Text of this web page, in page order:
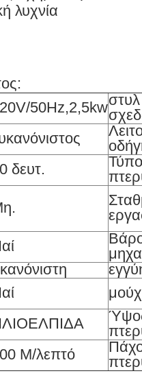
λυχνία
50Hz,2,5kwστυλ
δευτ.
Μ/λεπτό